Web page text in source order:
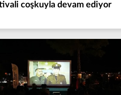
coşkuyla devam ediyor